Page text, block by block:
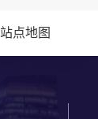
站点地图